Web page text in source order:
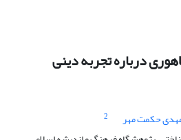
درباره تجربه دینی
حکمت مهر
2